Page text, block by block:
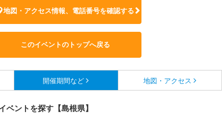
地図・アクセス情報、電話番号を確認する
このイベントのトップへ戻る
開催期間など 地図・アクセス
ベントを探す【島根県】